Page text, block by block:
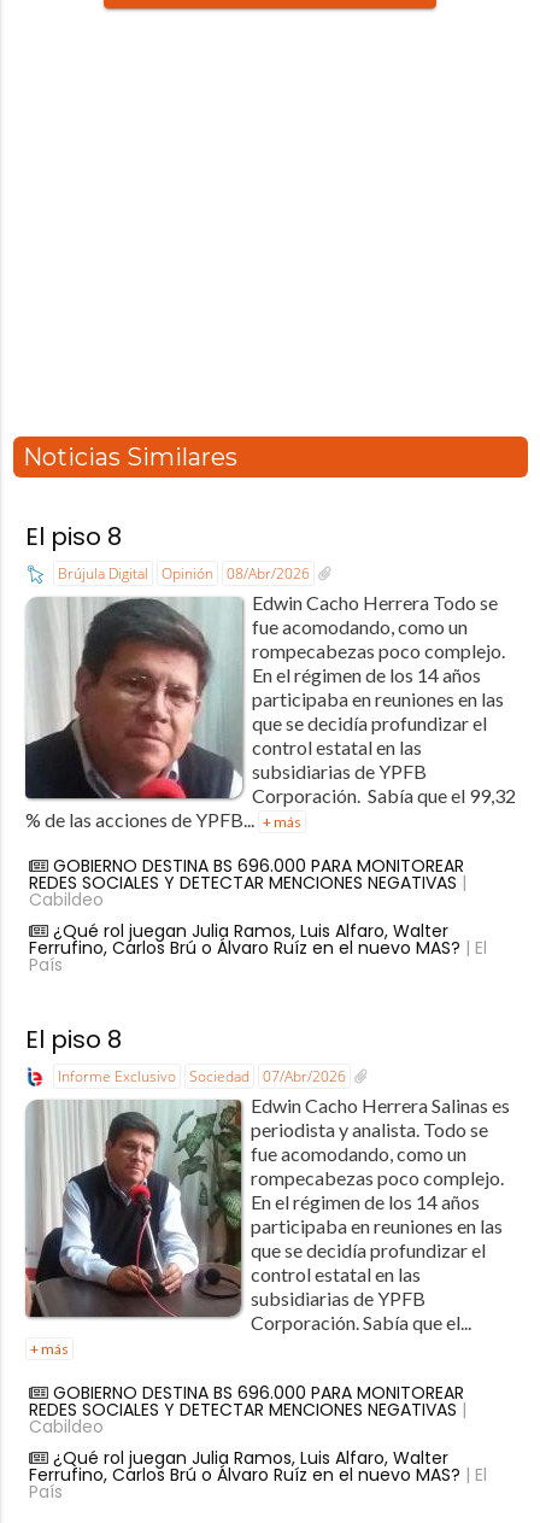
Noticias Similares
El piso 8
Brújula Digital Opinión 08/Abr/2026
Edwin Cacho Herrera Todo se
fue acomodando, como un
rompecabezas poco complejo.
En el régimen de los 14 años
participaba en reuniones en las
que se decidía profundizar el
control estatal en las
subsidiarias de YPFB
Corporación. Sabía que el 99,32
% de las acciones de YPFB... + más
GOBIERNO DESTINA BS 696.000 PARA MONITOREAR
REDES SOCIALES Y DETECTAR MENCIONES NEGATIVAS |
Cabildeo
¿Qué rol juegan Julia Ramos, Luis Alfaro, Walter
Ferrufino, Carlos Brú o Álvaro Ruíz en el nuevo MAS? | El
País
El piso 8
Informe Exclusivo Sociedad 07/Abr/2026
Edwin Cacho Herrera Salinas es
periodista y analista. Todo se
fue acomodando, como un
rompecabezas poco complejo.
En el régimen de los 14 años
participaba en reuniones en las
que se decidía profundizar el
control estatal en las
subsidiarias de YPFB
Corporación. Sabía que el...
+ más
GOBIERNO DESTINA BS 696.000 PARA MONITOREAR
REDES SOCIALES Y DETECTAR MENCIONES NEGATIVAS |
Cabildeo
¿Qué rol juegan Julia Ramos, Luis Alfaro, Walter
Ferrufino, Carlos Brú o Álvaro Ruíz en el nuevo MAS? | El
País